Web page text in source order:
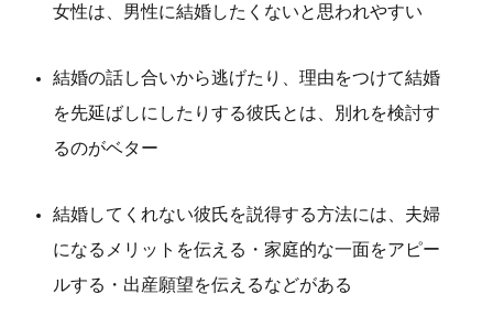
女性は、男性に結婚したくないと思われやすい
結婚の話し合いから逃げたり、理由をつけて結婚
を先延ばしにしたりする彼氏とは、別れを検討す
るのがベター
結婚してくれない彼氏を説得する方法には、夫婦
になるメリットを伝える・家庭的な一面をアピー
ルする・出産願望を伝えるなどがある